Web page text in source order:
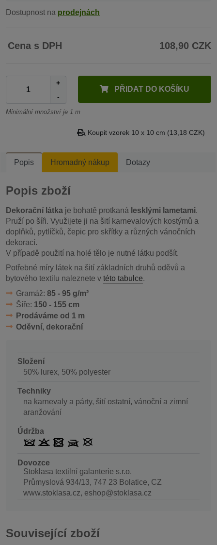
Dostupnost na prodejnách
Cena s DPH 108,90 CZK
+
-
PŘIDAT DO KOŠÍKU
Minimální množství je 1 m
Koupit vzorek 10 x 10 cm (13,18 CZK)
Popis Hromadný nákup Dotazy
Popis zboží
Dekorační látka je bohatě protkaná lesklými lametami.
Pruží po šíři. Využijete ji na šití karnevalových kostýmů a
doplňků, pytlíčků, čepic pro skřítky a různých vánočních
dekorací.
V případě použití na holé tělo je nutné látku podšít.
Potřebné míry látek na šití základních druhů oděvů a
bytového textilu naleznete v této tabulce.
Gramáž: 85 - 95 g/m²
Šíře: 150 - 155 cm
Prodáváme od 1 m
Oděvní, dekorační
Složení
50% lurex, 50% polyester
Techniky
na karnevaly a párty, šití ostatní, vánoční a zimní
aranžování
Údržba
Dovozce
Stoklasa textilní galanterie s.r.o.
Průmyslová 934/13, 747 23 Bolatice, CZ
www.stoklasa.cz, eshop@stoklasa.cz
Související zboží